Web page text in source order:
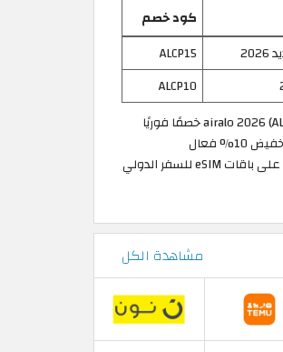
كود خصم
ALCP15
ALCP10
يقدم كود خصم airalo 2026 (ALCP15) خصمًا فوريًا
15% للعملاء الجدد وتخفيض 10% فعال
للمستخدمين القدامى على باقات eSIM للسفر الدولي
مشاهدة الكل